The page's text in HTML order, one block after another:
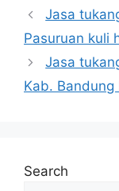
Jasa
Pasuruan kuli
Jasa
Kab.
Search